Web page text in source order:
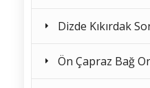
Dizde Kıkırdak
Ön Çapraz Bağ